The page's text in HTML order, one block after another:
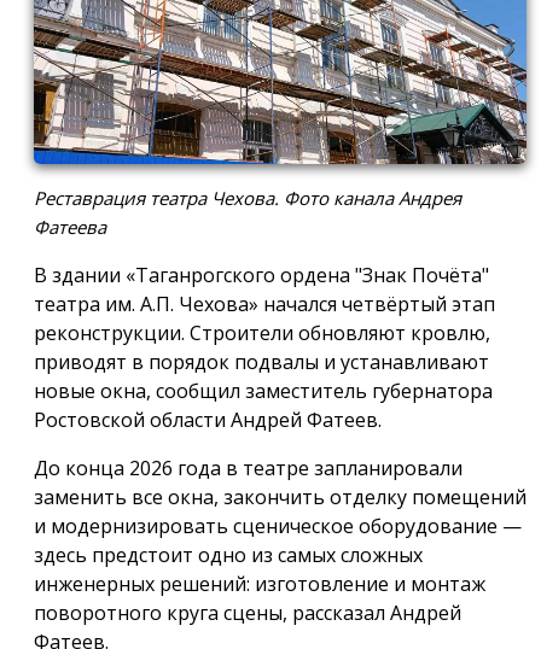
Реставрация театра Чехова. Фото канала Андрея
Фатеева
В здании «Таганрогского ордена "Знак Почёта"
театра им. А.П. Чехова» начался четвёртый этап
реконструкции. Строители обновляют кровлю,
приводят в порядок подвалы и устанавливают
новые окна, сообщил заместитель губернатора
Ростовской области Андрей Фатеев.
До конца 2026 года в театре запланировали
заменить все окна, закончить отделку помещений
и модернизировать сценическое оборудование —
здесь предстоит одно из самых сложных
инженерных решений: изготовление и монтаж
поворотного круга сцены, рассказал Андрей
Фатеев.